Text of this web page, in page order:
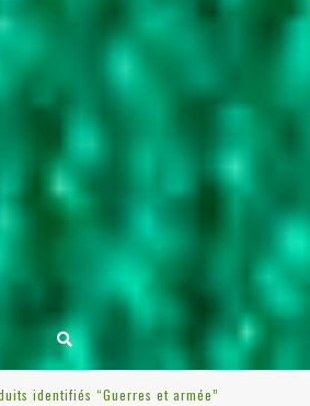
identifiés “Guerres et armée”